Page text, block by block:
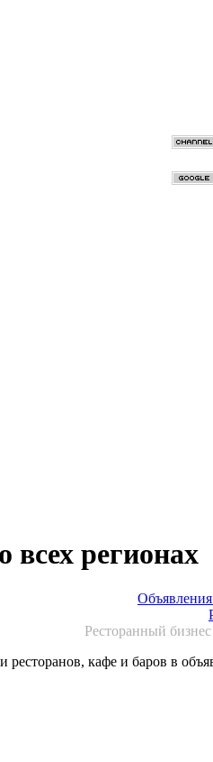
всех регионах
Ресторанный
кафе и баров в